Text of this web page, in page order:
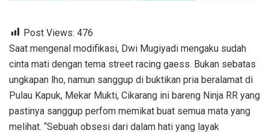
Post Views: 476
Saat mengenal modifikasi, Dwi Mugiyadi mengaku sudah
cinta mati dengan tema street racing gaess. Bukan sebatas
ungkapan lho, namun sanggup di buktikan pria beralamat di
Pulau Kapuk, Mekar Mukti, Cikarang ini bareng Ninja RR yang
pastinya sanggup perfom memikat buat semua mata yang
melihat. “Sebuah obsesi dari dalam hati yang layak